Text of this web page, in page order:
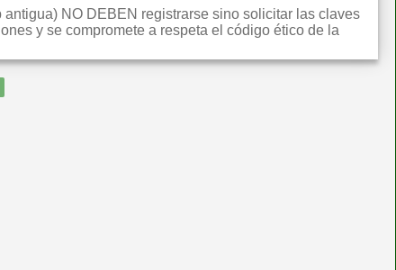
NO DEBEN registrarse sino solicitar las claves
y se compromete a respeta el código ético de la